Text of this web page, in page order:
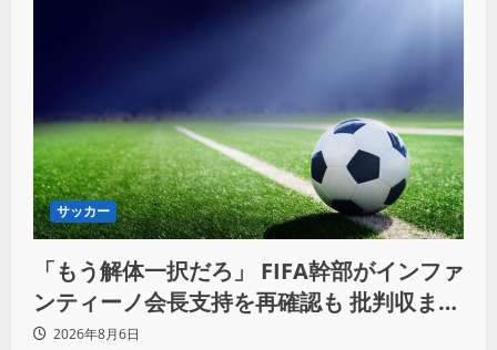
サッカー
「もう解体一択だろ」 FIFA幹部がインファ
ンティーノ会長支持を再確認も 批判収まら
ず2026年8月6日